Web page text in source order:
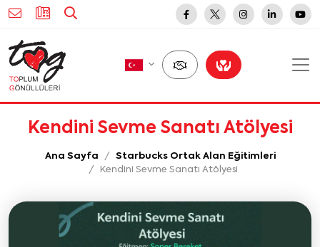
Kendini Sevme Sanatı Atölyesi
Ana Sayfa
Starbucks Ortak Alan Eğitimleri
Kendini Sevme Sanatı Atölyesi